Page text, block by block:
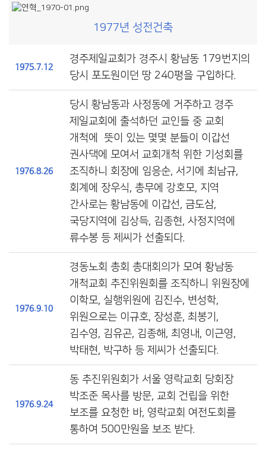
1977년 성전건축
1975.7.12
경주제일교회가 경주시 황남동 179번지의
당시 포도원이던 땅 240평을 구입하다.
1976.8.26
당시 황남동과 사정동에 거주하고 경주
제일교회에 출석하던 교인들 중 교회
개척에 뜻이 있는 몇몇 분들이 이갑선
권사댁에 모여서 교회개척 위한 기성회를
조직하니 회장에 임응순, 서기에 최남규,
회계에 장우식, 총무에 강호모, 지역
간사로는 황남동에 이갑선, 금도삼,
국당지역에 김상득, 김종현, 사정지역에
류수봉 등 제씨가 선출되다.
1976.9.10
경동노회 총회 총대회의가 모여 황남동
개척교회 추진위원회를 조직하니 위원장에
이학모, 실행위원에 김진수, 변성학,
위원으로는 이규호, 장성훈, 최봉기,
김수영, 김유곤, 김종해, 최영내, 이근영,
박태현, 박구하 등 제씨가 선출되다.
1976.9.24
동 추진위원회가 서울 영락교회 당회장
박조준 목사를 방문, 교회 건립을 위한
보조를 요청한 바, 영락교회 여전도회를
통하여 500만원을 보조 받다.